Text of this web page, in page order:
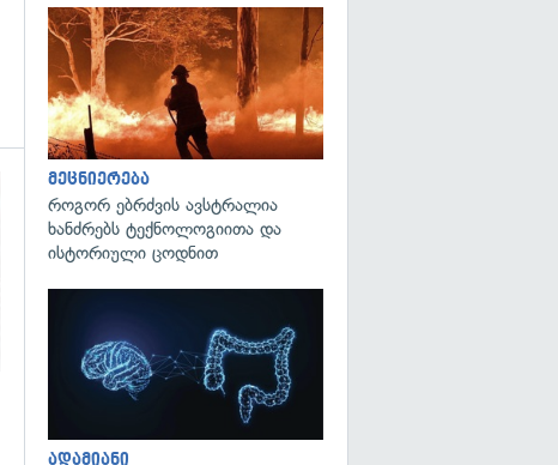
გადახედვა
მეცნიერება
როგორ ებრძვის ავსტრალია
ხანძრებს ტექნოლოგიითა და
ისტორიული ცოდნით
ადამიანი